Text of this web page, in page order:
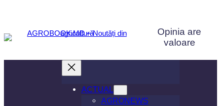
conținut
Opinia are
valoare
ACTUAL
AGRONEWS